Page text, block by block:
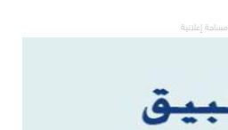
مساحة إعلانية